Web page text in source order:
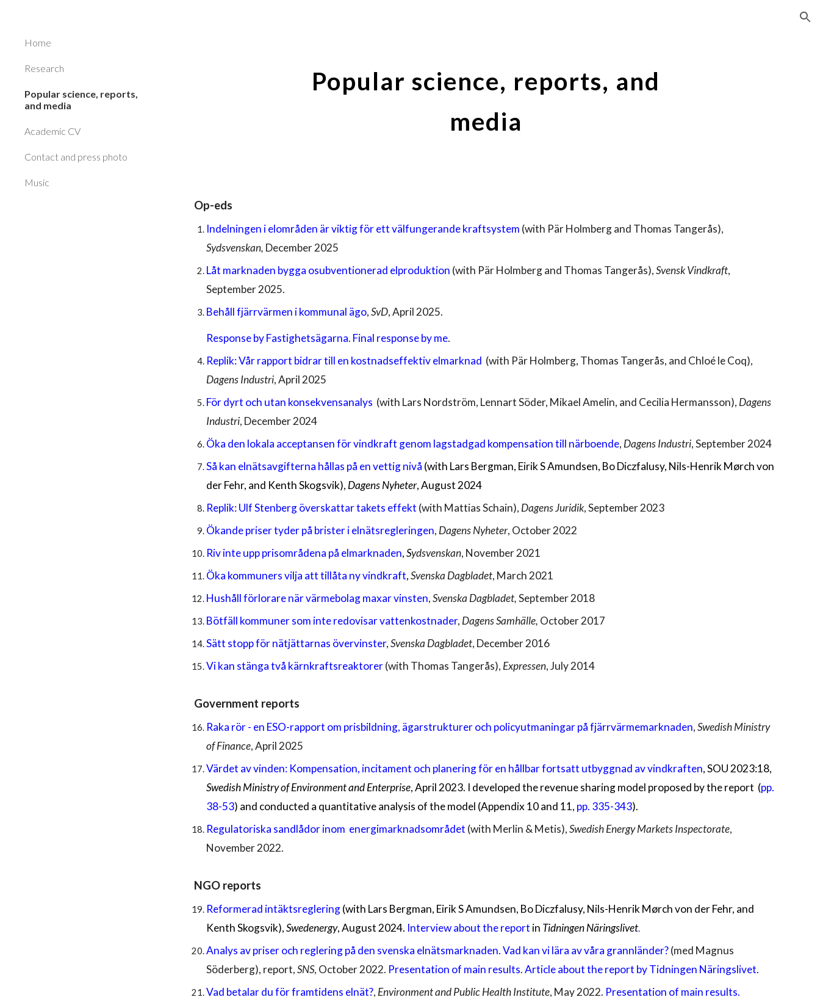
Home
Research
Popular science, reports,
and media
Academic CV
Contact and press photo
Music
Popular science, reports, and
media
Op-eds
Indelningen i elområden är viktig för ett välfungerande kraftsystem (with Pär Holmberg and Thomas Tangerås),
Sydsvenskan, December2025
Låt marknaden bygga osubventionerad elproduktion (with Pär Holmberg and Thomas Tangerås),Svensk Vindkraft,
September2025.
Behåll fjärrvärmen i kommunal ägo,SvD, April 2025.
Response by Fastighetsägarna. Final response by me.
Replik: Vår rapport bidrar till en kostnadseffektiv elmarknad (with Pär Holmberg, Thomas Tangerås, and Chloé le Coq),
Dagens Industri, April 2025
För dyrt och utan konsekvensanalys (with Lars Nordström, Lennart Söder, Mikael Amelin, and Cecilia Hermansson), Dagens
Industri, December 2024
Öka den lokala acceptansen för vindkraft genom lagstadgad kompensation till närboende, Dagens Industri, September 2024
Så kan elnätsavgifterna hållas på en vettig nivå (with Lars Bergman, Eirik S Amundsen, Bo Diczfalusy, Nils-Henrik Mørch von
der Fehr, and Kenth Skogsvik), Dagens Nyheter, August 2024
Replik: Ulf Stenberg överskattar takets effekt (with Mattias Schain), Dagens Juridik, September 2023
Ökande priser tyder på brister i elnätsregleringen, Dagens Nyheter, October 2022
Riv inte upp prisområdena på elmarknaden,Sydsvenskan, November 2021
Öka kommuners vilja att tillåta ny vindkraft,Svenska Dagbladet, March 2021
Hushåll förlorare när värmebolag maxar vinsten,Svenska Dagbladet,September 2018
Bötfäll kommuner som inte redovisar vattenkostnader, Dagens Samhälle, October 2017
Sätt stopp för nätjättarnas övervinster, Svenska Dagbladet, December 2016
Vi kan stänga två kärnkraftsreaktorer(with Thomas Tangerås), Expressen, July 2014
Government reports
Raka rör - en ESO-rapport om prisbildning, ägarstrukturer och policyutmaningar på fjärrvärmemarknaden,Swedish Ministry
of Finance, April 2025
Värdet av vinden: Kompensation, incitament och planering för en hållbar fortsatt utbyggnad av vindkraften, SOU 2023:18,
SwedishMinistry of Environment and Enterprise, April 2023. I developed the revenue sharing model proposed by the report (pp.
38-53) and conducted a quantitative analysis of the model (Appendix 10 and 11, pp. 335-343).
Regulatoriska sandlådor inom energimarknadsområdet (with Merlin & Metis),Swedish Energy Markets Inspectorate,
November 2022.
NGO reports
Reformerad intäktsreglering(with Lars Bergman, Eirik S Amundsen, Bo Diczfalusy, Nils-Henrik Mørch von der Fehr, and
Kenth Skogsvik),Swedenergy, August 2024. Interview about the report in Tidningen Näringslivet.
Analys av priser och reglering på den svenska elnätsmarknaden. Vad kan vi lära av våra grannländer?(med Magnus
Söderberg), report,SNS, October 2022. Presentation of main results.Article about the report by Tidningen Näringslivet.
Vad betalar du för framtidens elnät?, Environment and Public Health Institute, May 2022. Presentation of main results.